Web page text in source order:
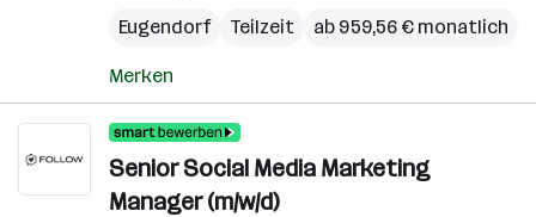
Eugendorf
Teilzeit ab 959,56 € monatlich
Merken
Senior Social Media Marketing
Manager (m/w/d)